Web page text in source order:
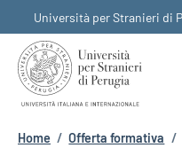
Università per Stranieri di
Briciole di
Home / Offerta formativa /